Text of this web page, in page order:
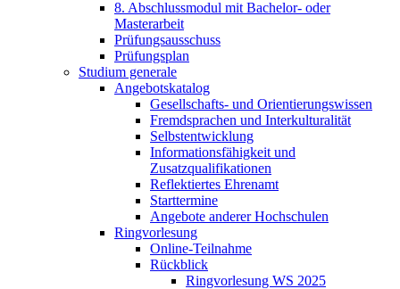
8. Abschlussmodul mit Bachelor- oder
Masterarbeit
Prüfungsausschuss
Prüfungsplan
Studium generale
Angebotskatalog
Gesellschafts- und Orientierungswissen
Fremdsprachen und Interkulturalität
Selbstentwicklung
Informationsfähigkeit und
Zusatzqualifikationen
Reflektiertes Ehrenamt
Starttermine
Angebote anderer Hochschulen
Ringvorlesung
Online-Teilnahme
Rückblick
Ringvorlesung WS 2025